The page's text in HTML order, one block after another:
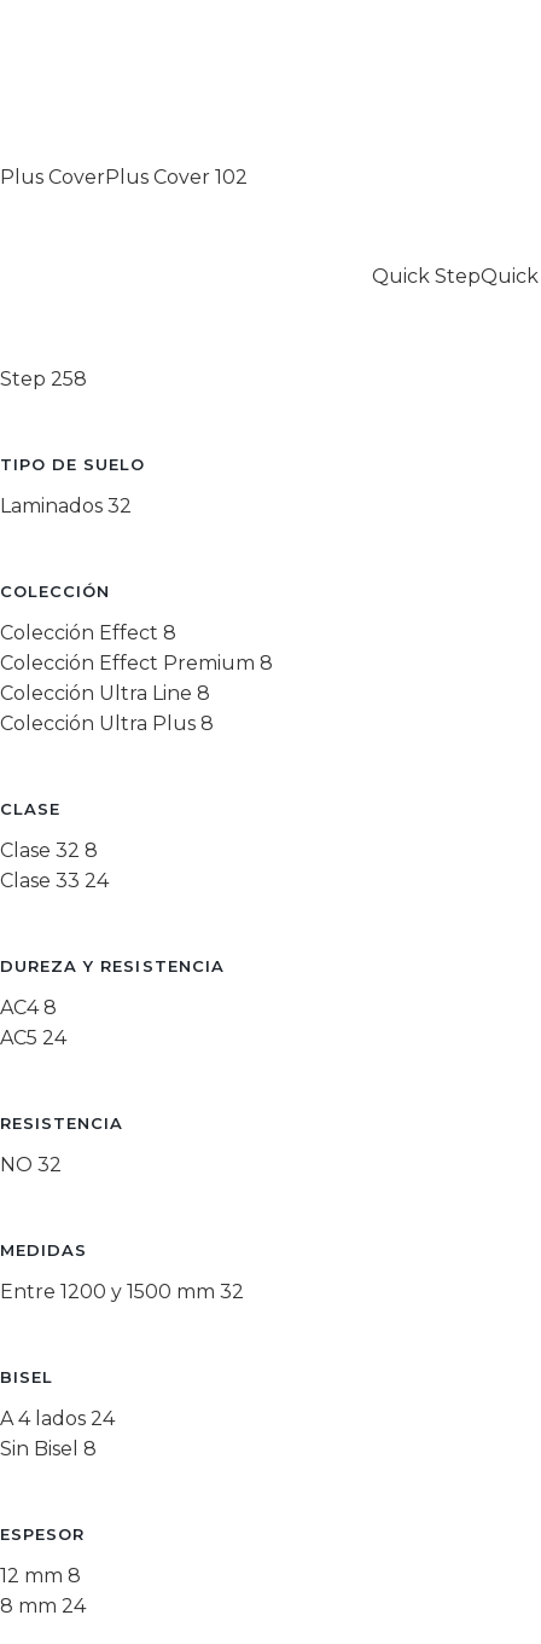
Plus CoverPlus Cover 102
Quick StepQuick
Step 258
TIPO DE SUELO
Laminados 32
COLECCIÓN
Colección Effect 8
Colección Effect Premium 8
Colección Ultra Line 8
Colección Ultra Plus 8
CLASE
Clase 32 8
Clase 33 24
DUREZA Y RESISTENCIA
AC4 8
AC5 24
RESISTENCIA
NO 32
MEDIDAS
Entre 1200 y 1500 mm 32
BISEL
A 4 lados 24
Sin Bisel 8
ESPESOR
12 mm 8
8 mm 24